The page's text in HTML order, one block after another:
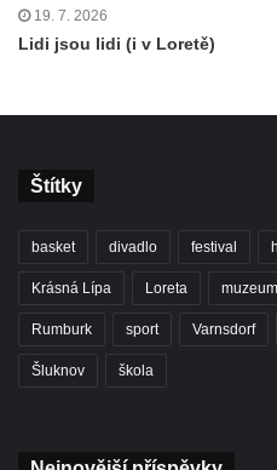
19. 7. 2026
Lidi jsou lidi (i v Loretě)
Štítky
basket divadlo festival
Krásná Lípa Loreta muzeum
Rumburk sport Varnsdorf
Šluknov škola